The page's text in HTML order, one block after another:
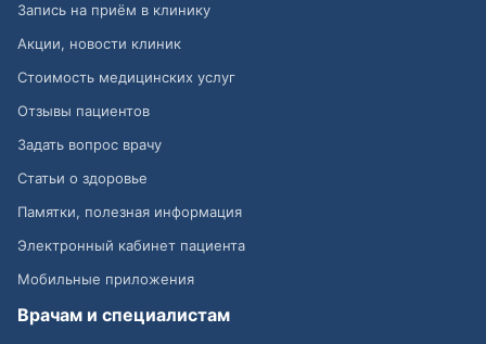
Запись на приём в клинику
Акции, новости клиник
Стоимость медицинских услуг
Отзывы пациентов
Задать вопрос врачу
Статьи о здоровье
Памятки, полезная информация
Электронный кабинет пациента
Мобильные приложения
Врачам и специалистам